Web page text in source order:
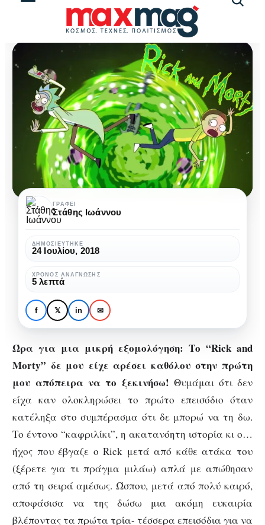
ΠΡΟΤΆΣΕΙΣ ΣΕΙΡΏΝ ΣΕΙΡΈΣ
Rick and Morty: Τα
πέντε καλύτερα
επεισόδια (so far)!
Rick
and
Morty:
πέντε
καλύτερα
επεισόδια
(so
ΓΡΆΦΕΙ
Στάθης Ιωάννου
ΔΗΜΟΣΙΕΎΤΗΚΕ
24 Ιουλίου, 2018
ΧΡΌΝΟΣ ΑΝΆΓΝΩΣΗΣ
5 λεπτά
f 𝕏 in ✉
Ώρα για μια μικρή εξομολόγηση: Το “Rick and
Morty” δε μου είχε αρέσει καθόλου στην πρώτη
μου απόπειρα να το ξεκινήσω! Θυμάμαι ότι δεν
είχα καν ολοκληρώσει το πρώτο επεισόδιο όταν
κατέληξα στο συμπέρασμα ότι δε μπορώ να τη δω.
Το έντονο “καφριλίκι”, η ακατανόητη ιστορία κι ο…
ήχος που έβγαζε ο Rick μετά από κάθε ατάκα του
(ξέρετε για τι πράγμα μιλάω) απλά με απώθησαν
από τη σειρά αμέσως. Ώσπου, μετά από πολύ καιρό,
αποφάσισα να της δώσω μια ακόμη ευκαιρία
βλέποντας τα πρώτα τρία- τέσσερα επεισόδια για να